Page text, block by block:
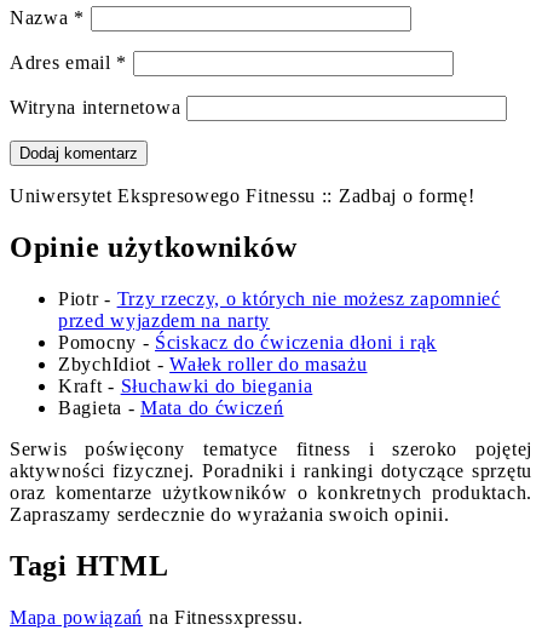
Nazwa *
Adres email *
Witryna internetowa
Uniwersytet Ekspresowego Fitnessu :: Zadbaj o formę!
Opinie użytkowników
Piotr- Trzy rzeczy, o których nie możesz zapomnieć
przed wyjazdem na narty
Pomocny - Ściskacz do ćwiczenia dłoni i rąk
ZbychIdiot -Wałek roller do masażu
Kraft - Słuchawki do biegania
Bagieta -Mata do ćwiczeń
Serwis poświęcony tematyce fitness i szeroko pojętej
aktywności fizycznej. Poradniki i rankingi dotyczące sprzętu
oraz komentarze użytkowników o konkretnych produktach.
Zapraszamy serdecznie do wyrażania swoich opinii.
Tagi HTML
Mapa powiązań na Fitnessxpressu.